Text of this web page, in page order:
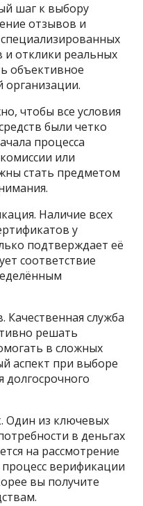
шаг к выбору
отзывов и
и отклики реальных
объективное
организации.
чтобы все условия
были четко
процесса
или
стать предметом
Наличие всех
у
подтверждает её
соответствие
Качественная служба
решать
в сложных
аспект при выборе
долгосрочного
Один из ключевых
в деньгах
на рассмотрение
верификации
вы получите